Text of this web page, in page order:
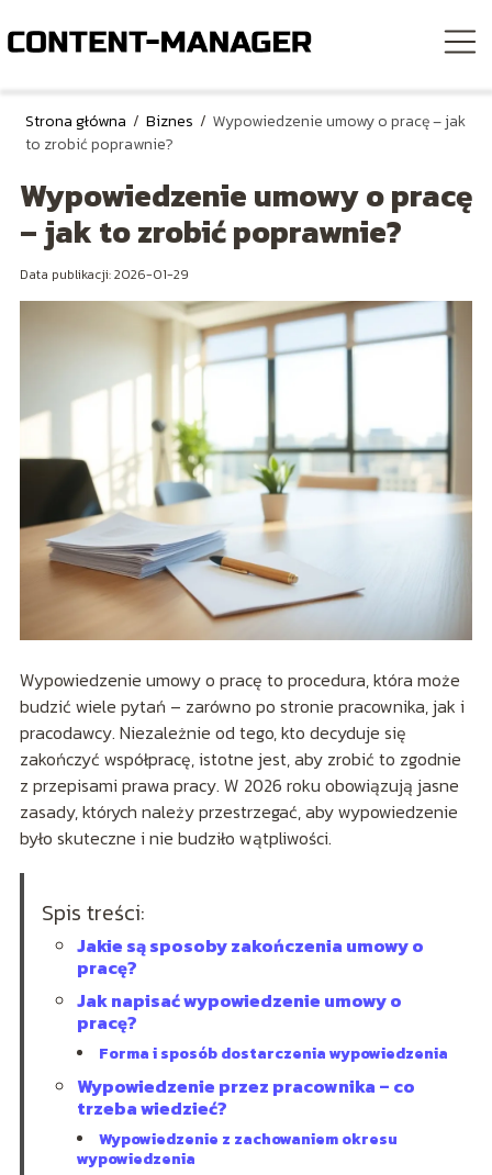
Strona główna / Biznes / Wypowiedzenie umowy o pracę – jak
to zrobić poprawnie?
Wypowiedzenie umowy o pracę
– jak to zrobić poprawnie?
Data publikacji: 2026-01-29
Wypowiedzenie umowy o pracę to procedura, która może
budzić wiele pytań – zarówno po stronie pracownika, jak i
pracodawcy. Niezależnie od tego, kto decyduje się
zakończyć współpracę, istotne jest, aby zrobić to zgodnie
z przepisami prawa pracy. W 2026 roku obowiązują jasne
zasady, których należy przestrzegać, aby wypowiedzenie
było skuteczne i nie budziło wątpliwości.
Spis treści:
Jakie są sposoby zakończenia umowy o
pracę?
Jak napisać wypowiedzenie umowy o
pracę?
Forma i sposób dostarczenia wypowiedzenia
Wypowiedzenie przez pracownika – co
trzeba wiedzieć?
Wypowiedzenie z zachowaniem okresu
wypowiedzenia